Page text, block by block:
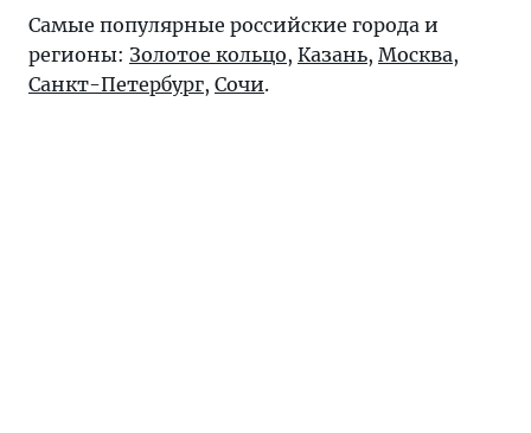
Самые популярные российские города и
регионы: Золотое кольцо, Казань, Москва,
Санкт-Петербург, Сочи.